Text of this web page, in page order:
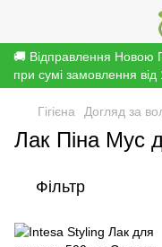
🚚 Відправлення
при сумі замовлення від
Гігієна Догляд за
Лак Піна Мус
Фільтр